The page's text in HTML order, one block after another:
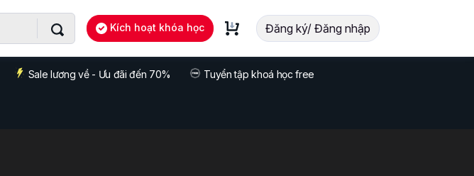
Kích hoạt khóa học Đăng ký/ Đăng nhập
Sale lương về - Ưu đãi đến 70% Tuyển tập khoá học free